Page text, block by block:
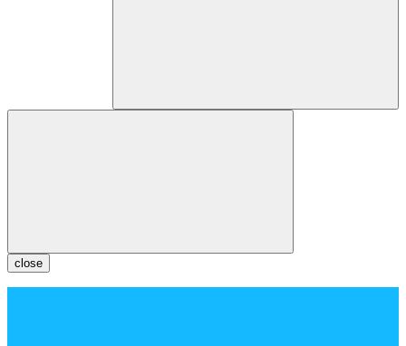
close